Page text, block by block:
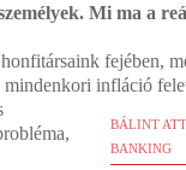
Mi ma a
fejében,
infláció
BÁLINT
BANKING